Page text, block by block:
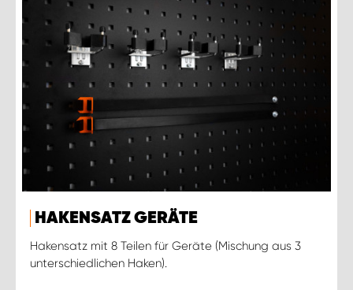
HAKENSATZ GERÄTE
Hakensatz mit 8 Teilen für Geräte (Mischung aus 3
unterschiedlichen Haken).